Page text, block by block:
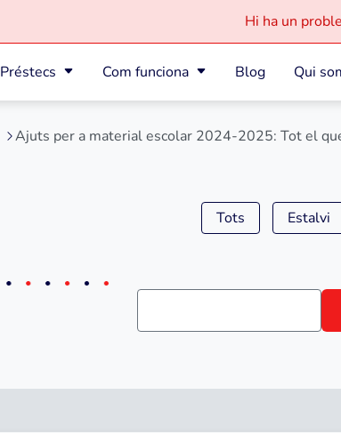
Hi ha un
Préstecs Com funciona Blog Qui
Ajuts per a material escolar 2024-2025: Tot el
Tots Estalvi